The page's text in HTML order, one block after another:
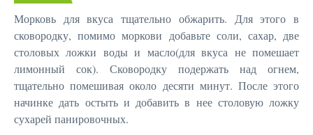
Морковь для вкуса тщательно обжарить. Для этого в
сковородку, помимо моркови добавьте соли, сахар, две
столовых ложки воды и масло(для вкуса не помешает
лимонный сок). Сковородку подержать над огнем,
тщательно помешивая около десяти минут. После этого
начинке дать остыть и добавить в нее столовую ложку
сухарей панировочных.